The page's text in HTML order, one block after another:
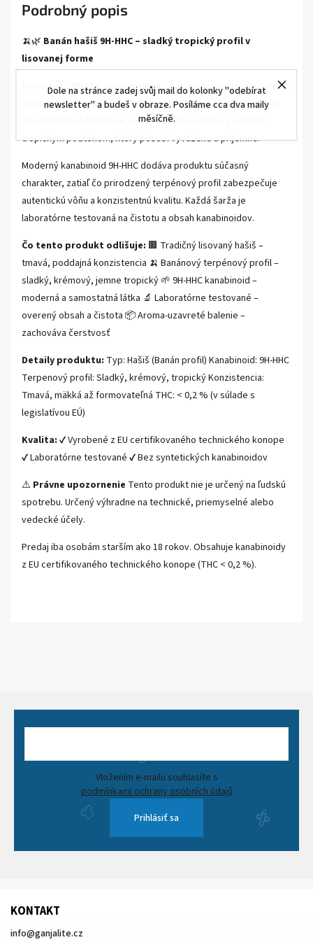
Dole na stránce zadej svůj mail do kolonky "odebírat
newsletter" a budeš v obraze. Posíláme cca dva maily
měsíčně.
Podrobný popis
🍌🌿 Banán hašiš 9H-HHC – sladký tropický profil v
lisovanej forme
Banán hašiš 9H-HHC spája tradičnú lisovanú formu hašiša s jemne
sladkým a krémovým aromatickým profilom. Varianta Banán je
charakteristická hladkou, ovocne sladkou vôňou s jemným
tropickým podtónom, ktorý pôsobí vyvážene a príjemne.
Moderný kanabinoid 9H-HHC dodáva produktu súčasný
charakter, zatiaľ čo prirodzený terpénový profil zabezpečuje
autentickú vôňu a konzistentnú kvalitu. Každá šarža je
laboratórne testovaná na čistotu a obsah kanabinoidov.
Čo tento produkt odlišuje: 🟫 Tradičný lisovaný hašiš –
tmavá, poddajná konzistencia 🍌 Banánový terpénový profil –
sladký, krémový, jemne tropický 🌱 9H-HHC kanabinoid –
moderná a samostatná látka 🔬 Laboratórne testované –
overený obsah a čistota 📦 Aroma-uzavreté balenie –
zachováva čerstvosť
Detaily produktu: Typ: Hašiš (Banán profil) Kanabinoid: 9H-HHC
Terpenový profil: Sladký, krémový, tropický Konzistencia:
Tmavá, mäkká až formovateľná THC: < 0,2 % (v súlade s
legislatívou EÚ)
Kvalita: ✔ Vyrobené z EU certifikovaného technického konope
✔ Laboratórne testované ✔ Bez syntetických kanabinoidov
⚠️ Právne upozornenie Tento produkt nie je určený na ľudskú
spotrebu. Určený výhradne na technické, priemyselné alebo
vedecké účely.
Predaj iba osobám starším ako 18 rokov. Obsahuje kanabinoidy
z EU certifikovaného technického konope (THC < 0,2 %).
podmínkami ochrany osobních údajů
Prihlásiť sa
KONTAKT
info@ganjalite.cz